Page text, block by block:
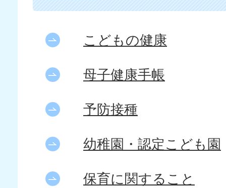
こどもの健康
母子健康手帳
予防接種
幼稚園・認定こども園
保育に関すること